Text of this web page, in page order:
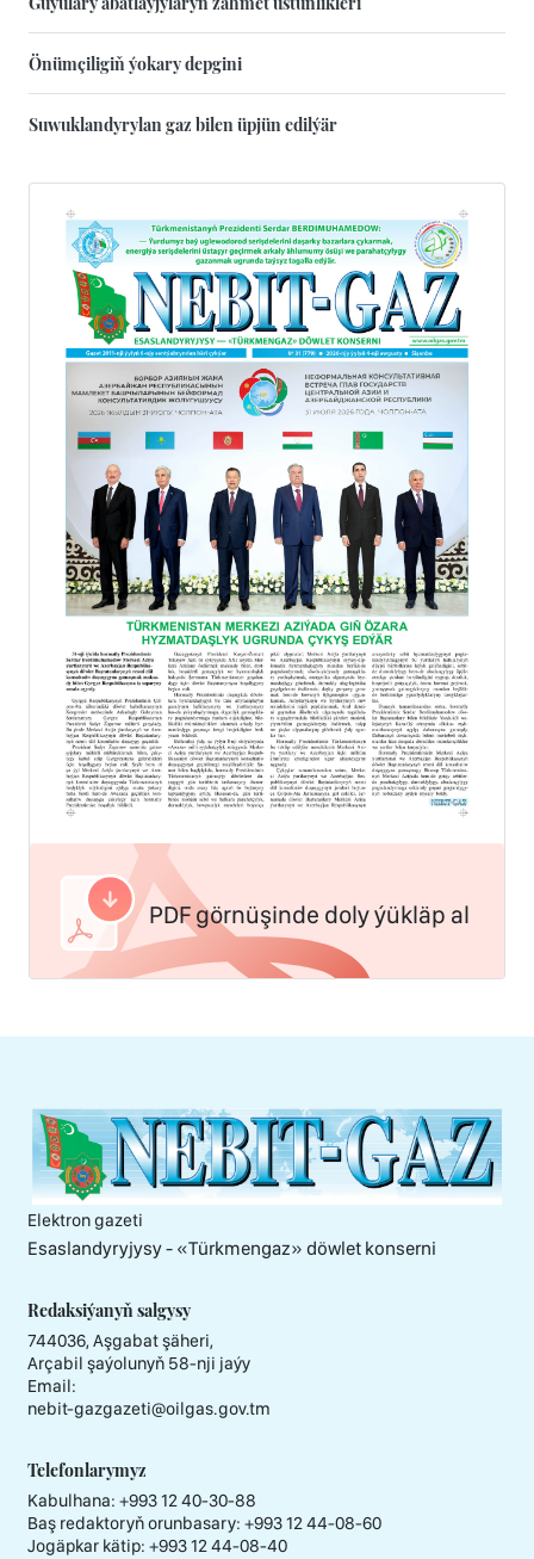
Önümçiligiň ýokary depgini
Suwuklandyrylan gaz bilen üpjün edilýär
PDF görnüşinde doly ýükläp al
Elektron gazeti
Esaslandyryjysy - «Тürkmengaz» döwlet konserni
Redaksiýanyň salgysy
744036, Aşgabat şäheri,
Arçabil şaýolunyň 58-nji jaýy
Email:
nebit-gazgazeti@oilgas.gov.tm
Telefonlarymyz
Kabulhana: +993 12 40-30-88
Baş redaktoryň orunbasary: +993 12 44-08-60
Jogäpkar kätip: +993 12 44-08-40